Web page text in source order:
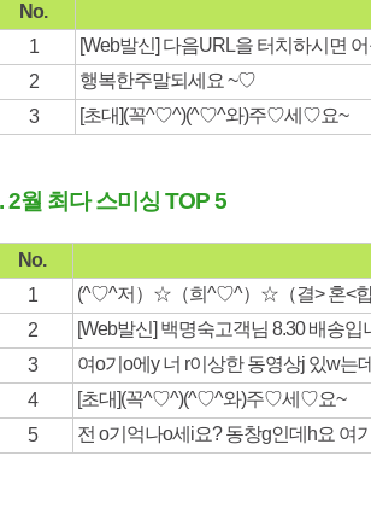
No.
1
[Web발신] 다음URL을 터치하시면
2
행복한주말되세요 ~♡
3
[초대](꼭^♡^)(^♡^와)주♡세♡요~
2월 최다 스미싱 TOP 5
No.
1
(^♡^저）☆（희^♡^）☆（결> 혼<
2
[Web발신] 백명숙고객님 8.30 배송입
3
여o기o에y 너 r이상한 동영상j 있w는
4
[초대](꼭^♡^)(^♡^와)주♡세♡요~
5
전 o기억나o세i요? 동창g인데h요 여